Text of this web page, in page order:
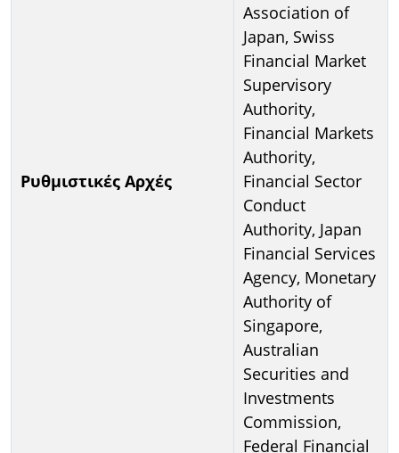
Ρυθμιστικές Αρχές
Association of
Japan, Swiss
Financial Market
Supervisory
Authority,
Financial Markets
Authority,
Financial Sector
Conduct
Authority, Japan
Financial Services
Agency, Monetary
Authority of
Singapore,
Australian
Securities and
Investments
Commission,
Federal Financial